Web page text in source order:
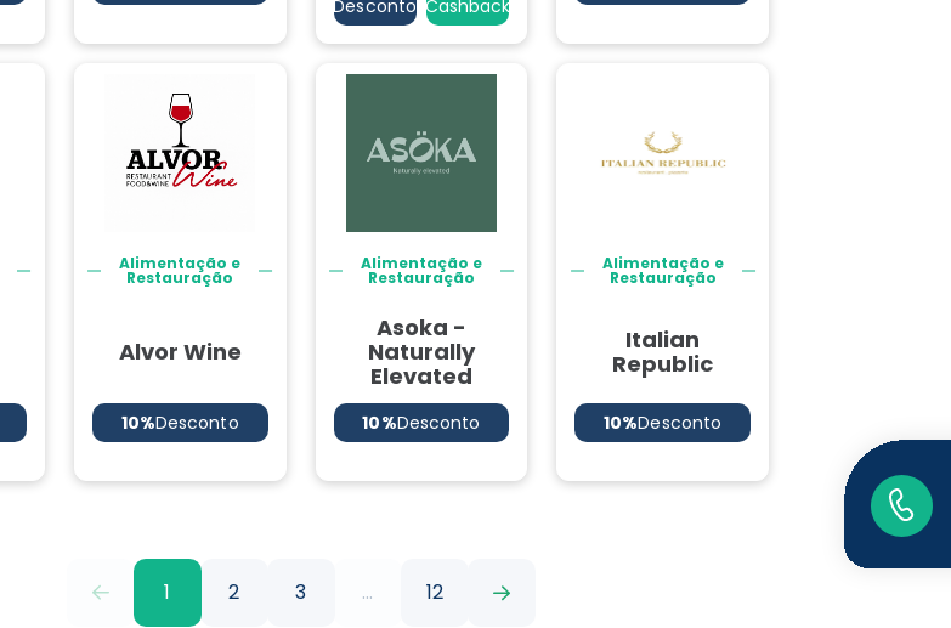
Desconto Cashback
Alimentação e
Restauração
Alvor Wine
10%Desconto
Alimentação e
Restauração
Asoka -
Naturally
Elevated
10%Desconto
Alimentação e
Restauração
Italian
Republic
10%Desconto
1 2 3 ... 12